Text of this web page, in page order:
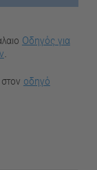
Οδηγός για
οδηγό